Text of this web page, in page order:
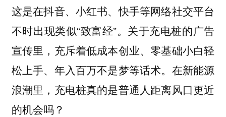
这是在抖音、小红书、快手等网络社交平台
不时出现类似“致富经”。关于充电桩的广告
宣传里，充斥着低成本创业、零基础小白轻
松上手、年入百万不是梦等话术。在新能源
浪潮里，充电桩真的是普通人距离风口更近
的机会吗？